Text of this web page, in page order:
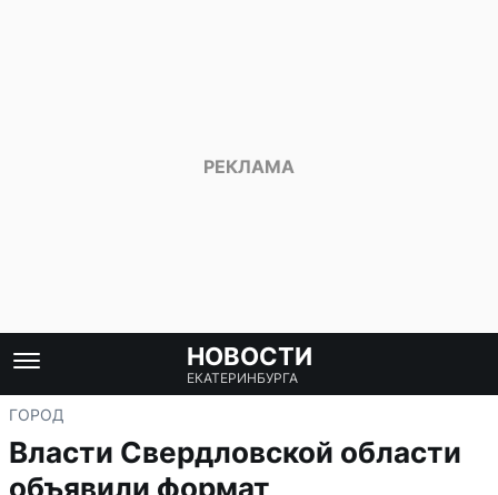
НОВОСТИ
ЕКАТЕРИНБУРГА
ГОРОД
Власти Свердловской области
объявили формат